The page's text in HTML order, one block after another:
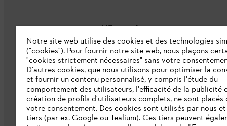
L'Entreprise
À propos de nous
Catalogue
Informations aux fournisseurs
Système d'alerte STIHL
Notre site web utilise des cookies et des technologies
("cookies"). Pour fournir notre site web, nous plaçons
"cookies strictement nécessaires" sans votre
D'autres cookies, que nous utilisons pour optimiser la
et fournir un contenu personnalisé, y compris l'étude du
comportement des utilisateurs, l'efficacité de la publicité
création de profils d'utilisateurs complets, ne sont placés
votre consentement. Des cookies sont utilisés par nous
tiers (par ex. Google ou Tealium). Ces tiers peuvent